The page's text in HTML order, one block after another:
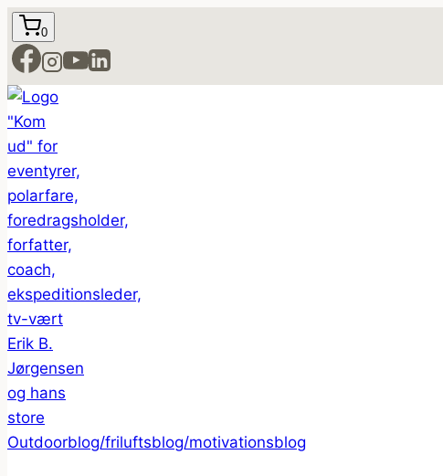
Fortsæt
til
indhold
0